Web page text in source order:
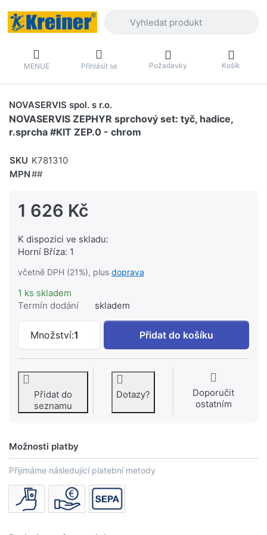
MENUE Přihlásit se Požadavky Košík
NOVASERVIS spol. s r.o.
NOVASERVIS ZEPHYR sprchový set: tyč, hadice,
r.sprcha #KIT ZEP.0 - chrom
SKU K781310
MPN##
1 626 Kč
K dispozici ve skladu:
Horní Bříza: 1
včetně DPH (21%), plus doprava
1 ks skladem
Termín dodání
skladem
Množství:1
NOVASERVIS ZEPHYR sprchový set:
Přidat do košíku
Přidat do
seznamu
Dotazy?
Doporučit
ostatním
Možnosti platby
Přijímáme následující platební metody